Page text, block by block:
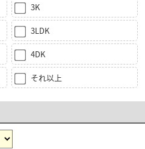
3K
3LDK
4DK
それ以上